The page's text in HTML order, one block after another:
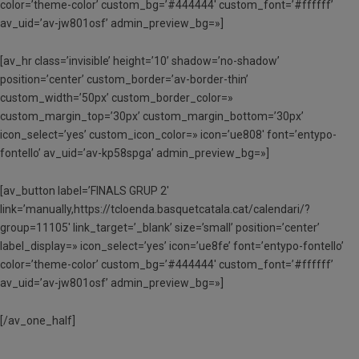
color=’theme-color’ custom_bg=’#444444′ custom_font=’#ffffff’
av_uid=’av-jw801osf’ admin_preview_bg=»]
[av_hr class=’invisible’ height=’10’ shadow=’no-shadow’
position=’center’ custom_border=’av-border-thin’
custom_width=’50px’ custom_border_color=»
custom_margin_top=’30px’ custom_margin_bottom=’30px’
icon_select=’yes’ custom_icon_color=» icon=’ue808′ font=’entypo-
fontello’ av_uid=’av-kp58spga’ admin_preview_bg=»]
[av_button label=’FINALS GRUP 2′
link=’manually,https://tcloenda.basquetcatala.cat/calendari/?
group=11105′ link_target=’_blank’ size=’small’ position=’center’
label_display=» icon_select=’yes’ icon=’ue8fe’ font=’entypo-fontello’
color=’theme-color’ custom_bg=’#444444′ custom_font=’#ffffff’
av_uid=’av-jw801osf’ admin_preview_bg=»]
[/av_one_half]